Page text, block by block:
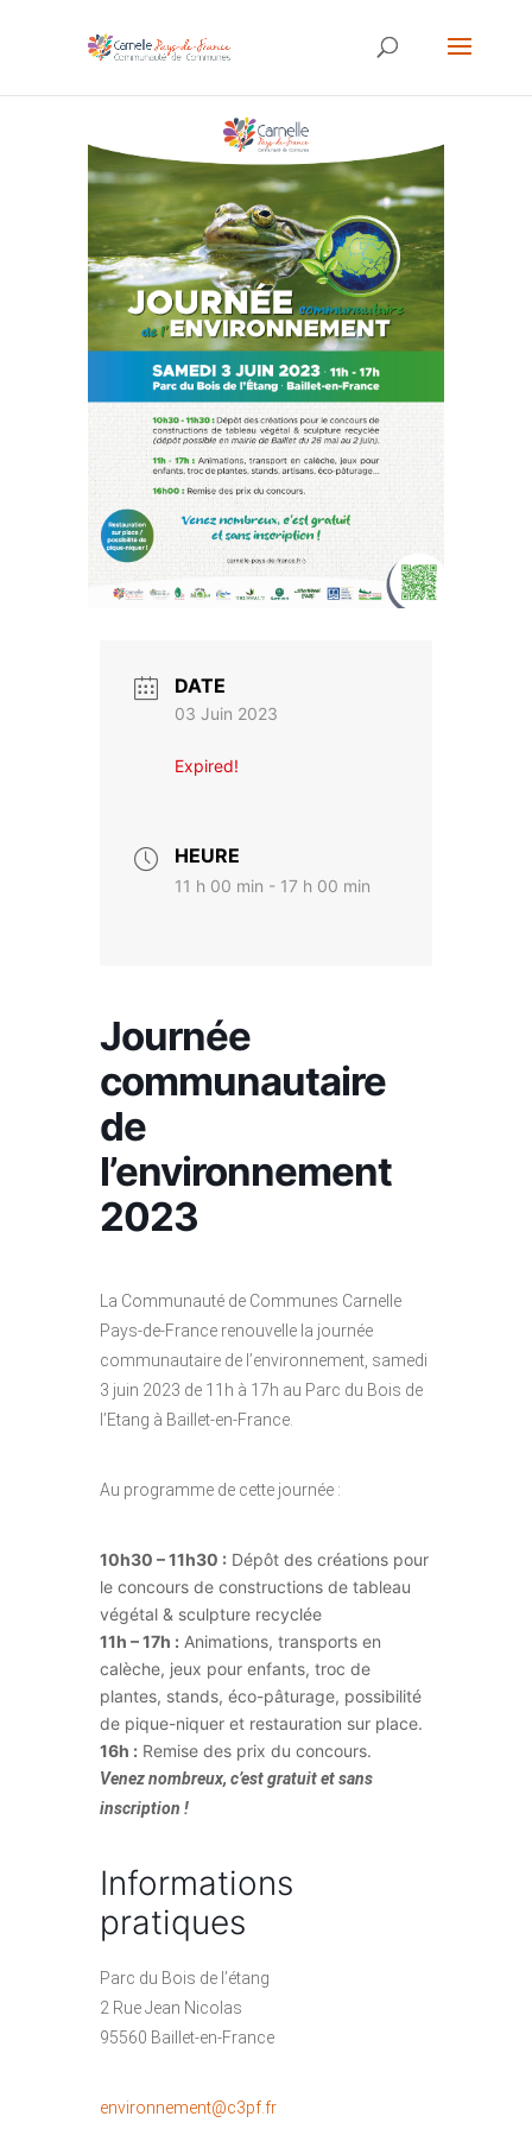
DATE
03 Juin 2023
Expired!
HEURE
11 h 00 min - 17 h 00 min
Journée
communautaire
de
l’environnement
2023
La Communauté de Communes Carnelle
Pays-de-France renouvelle la journée
communautaire de l’environnement, samedi
3 juin 2023 de 11h à 17h au Parc du Bois de
l’Etang à Baillet-en-France.
Au programme de cette journée :
10h30 – 11h30 : Dépôt des créations pour
le concours de constructions de tableau
végétal & sculpture recyclée
11h – 17h : Animations, transports en
calèche, jeux pour enfants, troc de
plantes, stands, éco-pâturage, possibilité
de pique-niquer et restauration sur place.
16h : Remise des prix du concours.
Venez nombreux, c’est gratuit et sans
inscription !
Informations
pratiques
Parc du Bois de l’étang
2 Rue Jean Nicolas
95560 Baillet-en-France
environnement@c3pf.fr